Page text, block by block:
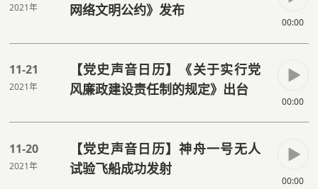
2021年
网络文明公约》发布
00:00
11-21
2021年
【党史声音日历】《关于实行党
风廉政建设责任制的规定》出台
00:00
11-20
2021年
【党史声音日历】神舟一号无人
试验飞船成功发射
00:00